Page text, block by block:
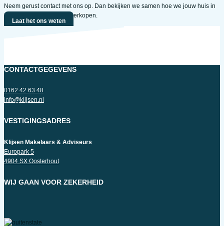
Neem gerust contact met ons op. Dan bekijken we samen hoe we jouw huis in
Dorst succesvol kunnen verkopen.
Laat het ons weten
CONTACTGEGEVENS
0162 42 63 48
info@klijsen.nl
VESTIGINGSADRES
Klijsen Makelaars & Adviseurs
Europark 5
4904 SX Oosterhout
WIJ GAAN VOOR ZEKERHEID